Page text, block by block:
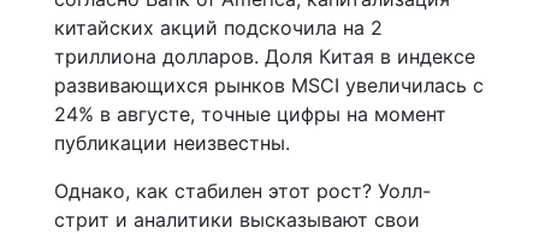
китайских акций подскочила на 2
триллиона долларов. Доля Китая в индексе
развивающихся рынков MSCI увеличилась с
24% в августе, точные цифры на момент
публикации неизвестны.
Однако, как стабилен этот рост? Уолл-
стрит и аналитики высказывают свои